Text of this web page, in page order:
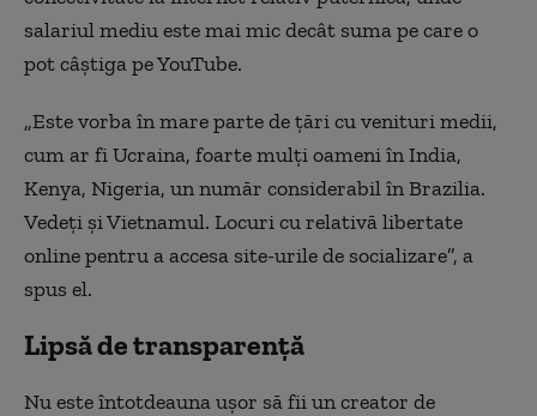
salariul mediu este mai mic decât suma pe care o
pot câștiga pe YouTube.
„Este vorba în mare parte de țări cu venituri medii,
cum ar fi Ucraina, foarte mulți oameni în India,
Kenya, Nigeria, un număr considerabil în Brazilia.
Vedeți și Vietnamul. Locuri cu relativă libertate
online pentru a accesa site-urile de socializare”, a
spus el.
Lipsă de transparență
Nu este întotdeauna ușor să fii un creator de